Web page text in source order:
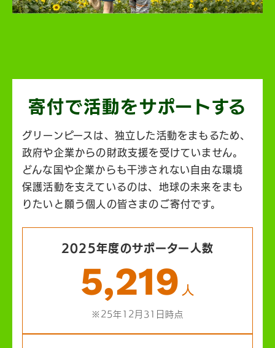
寄付で活動をサポートする
グリーンピースは、独立した活動をまもるため、
政府や企業からの財政支援を受けていません。
どんな国や企業からも干渉されない自由な環境
保護活動を支えているのは、地球の未来をまも
りたいと願う個人の皆さまのご寄付です。
2025年度のサポーター人数
5,219 人
※25年12月31日時点